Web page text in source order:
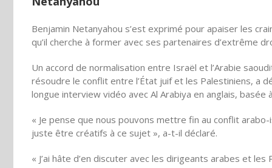
Benjamin Netanyahou s’est exprimé pour apaiser les
qu’il cherche à former avec ses partenaires d’extrême
Un accord de normalisation entre Israël et l’Arabie
résoudre le conflit entre l’État juif et les Palestiniens, a
longue interview vidéo avec Al Arabiya en anglais, basée
« Je pense que nous pouvons mettre fin au conflit
juste être créatifs à ce sujet », a-t-il déclaré.
« J’ai hâte d’en discuter avec les dirigeants arabes et